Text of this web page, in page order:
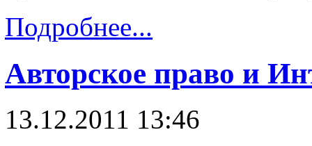
Подробнее...
Авторское право и
13.12.2011 13:46